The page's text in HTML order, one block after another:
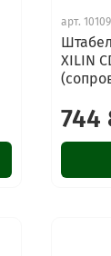
арт.
XILIN
744